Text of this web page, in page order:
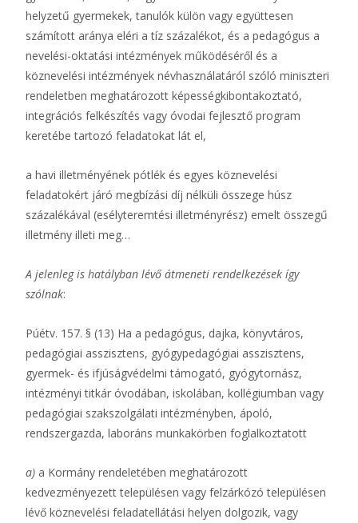
helyzetű gyermekek, tanulók külön vagy együttesen
számított aránya eléri a tíz százalékot, és a pedagógus a
nevelési-oktatási intézmények működéséről és a
köznevelési intézmények névhasználatáról szóló miniszteri
rendeletben meghatározott képességkibontakoztató,
integrációs felkészítés vagy óvodai fejlesztő program
keretébe tartozó feladatokat lát el,
a havi illetményének pótlék és egyes köznevelési
feladatokért járó megbízási díj nélküli összege húsz
százalékával (esélyteremtési illetményrész) emelt összegű
illetmény illeti meg…
A jelenleg is hatályban lévő átmeneti rendelkezések így
szólnak:
Púétv. 157. § (13) Ha a pedagógus, dajka, könyvtáros,
pedagógiai asszisztens, gyógypedagógiai asszisztens,
gyermek- és ifjúságvédelmi támogató, gyógytornász,
intézményi titkár óvodában, iskolában, kollégiumban vagy
pedagógiai szakszolgálati intézményben, ápoló,
rendszergazda, laboráns munkakörben foglalkoztatott
a) a Kormány rendeletében meghatározott
kedvezményezett településen vagy felzárkózó településen
lévő köznevelési feladatellátási helyen dolgozik, vagy